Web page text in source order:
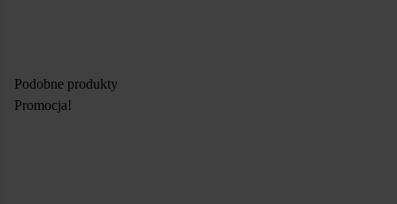
Podobne produkty
Promocja!